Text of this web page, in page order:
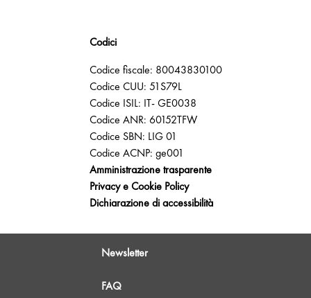
Codici
Codice fiscale: 80043830100
Codice CUU: 51S79L
Codice ISIL: IT- GE0038
Codice ANR: 60152TFW
Codice SBN: LIG 01
Codice ACNP: ge001
Amministrazione trasparente
Privacy e Cookie Policy
Dichiarazione di accessibilità
Newsletter
FAQ